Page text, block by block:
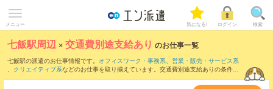
メニュー 気になる! ログイン 検索
七飯駅周辺 ×交通費別途支給あり のお仕事一覧
七飯駅の派遣のお仕事情報です。 オフィスワーク・事務系、 営業・販売・サービス系
、 クリエイティブ系などのお仕事を取り揃えています。交通費別途支給ありの条件の